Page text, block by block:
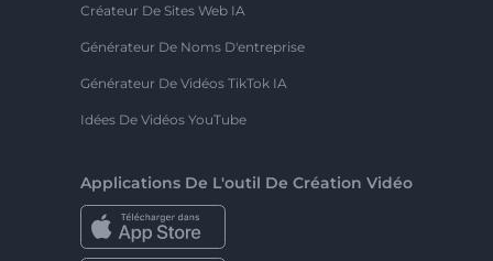
Créateur De Sites Web IA
Générateur De Noms D'entreprise
Générateur De Vidéos TikTok IA
Idées De Vidéos YouTube
Applications De L'outil De Création Vidéo